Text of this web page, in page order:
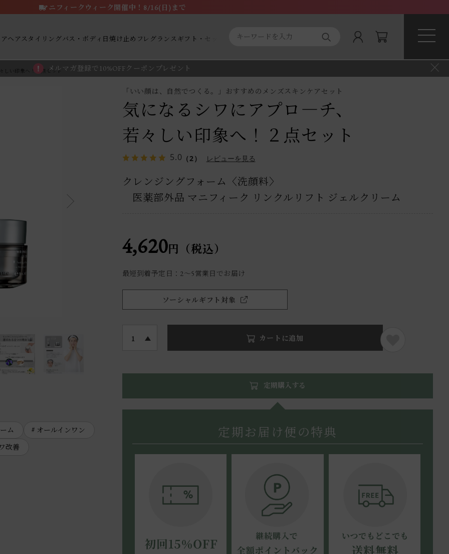
メルマガ登録で10%OFFクーポンプレゼント
マニフィークウィーク開催中！8/16(日)まで
ヘアスタイリングバス・ボディ 日焼け止め フレグランス ギフト・セット商品About magnifique
しい印象へ！２点セット
ム
オールインワン
改善
「いい顔は、自然でつくる。」おすすめのメンズスキンケアセット
気になるシワにアプロ―チ、
若々しい印象へ！２点セット
5.0 （2） レビューを見る
クレンジングフォーム〈洗顔料〉
医薬部外品 マニフィーク リンクルリフト ジェルクリーム
4,620円（税込）
最短到着予定日：2〜5営業日でお届け
ソーシャルギフト対象
1 カートに追加
定期購入する
定期お届け便の特典